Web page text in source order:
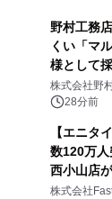
野村工務
くい「マ
様として
こだわる」
株式会社野
28分前
【エニタ
数120万
西小山店
株式会社